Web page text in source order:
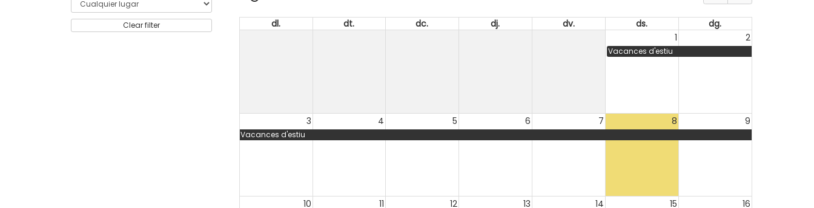
Clear filter dl. dt. dc. dj. dv. ds.
dg.
1
2
Vacances d'estiu
3 4 5 6 7 8 9
Vacances d'estiu
10 11 12 13 14 15 16